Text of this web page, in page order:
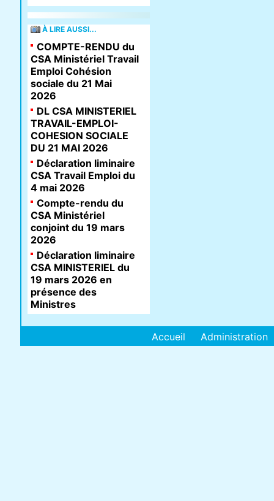
À LIRE AUSSI...
COMPTE-RENDU du
CSA Ministériel Travail
Emploi Cohésion
sociale du 21 Mai
2026
DL CSA MINISTERIEL
TRAVAIL-EMPLOI-
COHESION SOCIALE
DU 21 MAI 2026
Déclaration liminaire
CSA Travail Emploi du
4 mai 2026
Compte-rendu du
CSA Ministériel
conjoint du 19 mars
2026
Déclaration liminaire
CSA MINISTERIEL du
19 mars 2026 en
présence des
Ministres
Accueil Administration